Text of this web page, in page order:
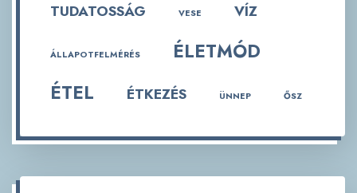
TUDATOSSÁG VESE VÍZ
ÁLLAPOTFELMÉRÉS
ÉLETMÓD
ÉTEL
ÉTKEZÉS ÜNNEP ŐSZ